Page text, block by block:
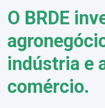
O BRDE
indústria e
comércio.